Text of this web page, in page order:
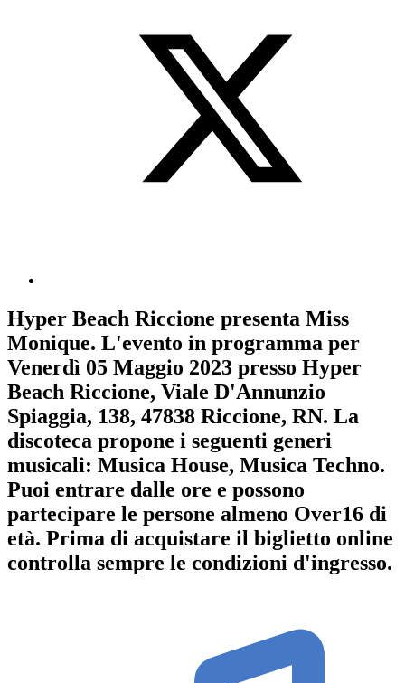
Hyper Beach Riccione presenta Miss
Monique. L'evento in programma per
Venerdì 05 Maggio 2023 presso Hyper
Beach Riccione, Viale D'Annunzio
Spiaggia, 138, 47838 Riccione, RN. La
discoteca propone i seguenti generi
musicali: Musica House, Musica Techno.
Puoi entrare dalle ore e possono
partecipare le persone almeno Over16 di
età. Prima di acquistare il biglietto online
controlla sempre le condizioni d'ingresso.